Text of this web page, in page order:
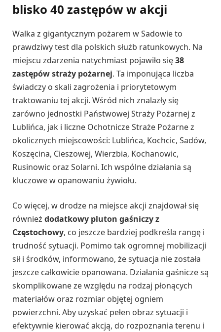
blisko 40 zastępów w akcji
Walka z gigantycznym pożarem w Sadowie to
prawdziwy test dla polskich służb ratunkowych. Na
miejscu zdarzenia natychmiast pojawiło się38
zastępów straży pożarnej. Ta imponująca liczba
świadczy o skali zagrożenia i priorytetowym
traktowaniu tej akcji. Wśród nich znalazły się
zarówno jednostki Państwowej Straży Pożarnej z
Lublińca, jak i liczne Ochotnicze Straże Pożarne z
okolicznych miejscowości: Lublińca, Kochcic, Sadów,
Koszęcina, Cieszowej, Wierzbia, Kochanowic,
Rusinowic oraz Solarni. Ich wspólne działania są
kluczowe w opanowaniu żywiołu.
Co więcej, w drodze na miejsce akcji znajdował się
również dodatkowy pluton gaśniczy z
Częstochowy, co jeszcze bardziej podkreśla rangę i
trudność sytuacji. Pomimo tak ogromnej mobilizacji
sił i środków, informowano, że sytuacja nie została
jeszcze całkowicie opanowana. Działania gaśnicze są
skomplikowane ze względu na rodzaj płonących
materiałów oraz rozmiar objętej ogniem
powierzchni. Aby uzyskać pełen obraz sytuacji i
efektywnie kierować akcją, do rozpoznania terenu i